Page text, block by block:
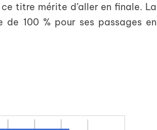
titre mérite d’aller en finale. La
de 100 % pour ses passages en